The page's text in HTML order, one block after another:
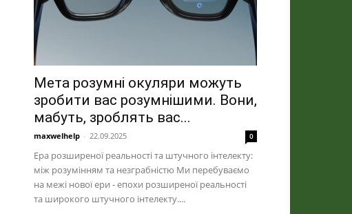
Мета розумні окуляри можуть
зробити вас розумнішими. Вони,
мабуть, зроблять вас...
maxwelhelp - 22.09.2025 0
Ера розширеної реальності та штучного інтелекту:
між розумінням та незграбністю Ми перебуваємо
на межі нової ери - епохи розширеної реальності
та широкого штучного інтелекту....